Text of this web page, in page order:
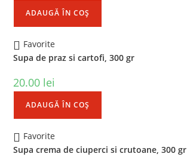
ADAUGĂ ÎN COȘ
Favorite
Supa de praz si cartofi, 300 gr
20.00 lei
ADAUGĂ ÎN COȘ
Favorite
Supa crema de ciuperci si crutoane, 300 gr